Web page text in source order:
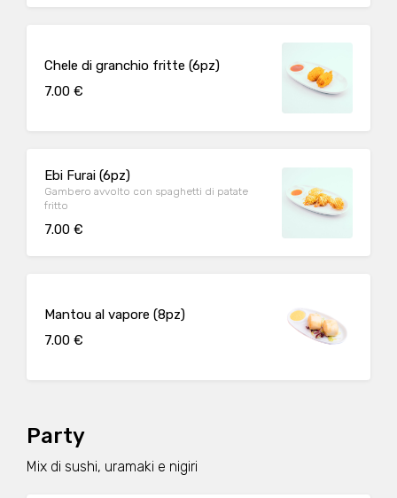
Chele di granchio fritte (6pz)
7.00 €
Ebi Furai (6pz)
Gambero avvolto con spaghetti di patate
fritto
7.00 €
Mantou al vapore (8pz)
7.00 €
Party
Mix di sushi, uramaki e nigiri